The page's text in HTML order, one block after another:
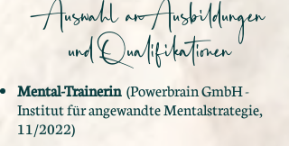
Auswahl anAusbildungen
und Qualifikationen
Mental-Trainerin(Powerbrain GmbH -
Institut für angewandte Mentalstrategie,
11/2022)